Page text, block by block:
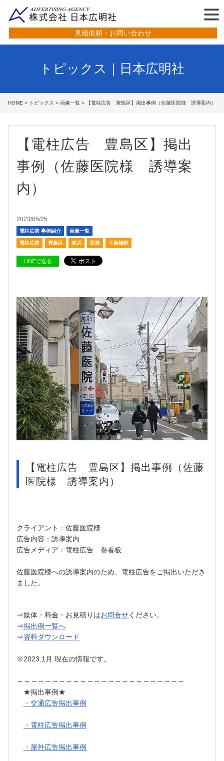
見積依頼・お問い合わせ
トピックス｜日本広明社
HOME > トピックス > 画像一覧 > 【電柱広告 豊島区】掲出事例（佐藤医院様 誘導案内）
【電柱広告 豊島区】掲出
事例（佐藤医院様 誘導案
内）
2023/05/25
電柱広告 事例紹介 画像一覧
電柱広告 豊島区 東武 医療 下板橋駅
LINEで送る
【電柱広告 豊島区】掲出事例（佐藤
医院様 誘導案内）
クライアント：佐藤医院様
広告内容：誘導案内
広告メディア：電柱広告 巻看板
佐藤医院様への誘導案内のため、電柱広告をご掲出いただき
ました。
⇒媒体・料金・お見積りはお問合せください。
⇒掲出例一覧へ
⇒資料ダウンロード
※2023.1月 現在の情報です。
～～～～～～～～～～～～～～～～～～～～～～～～
★掲出事例★
・交通広告掲出事例
・電柱広告掲出事例
・屋外広告掲出事例